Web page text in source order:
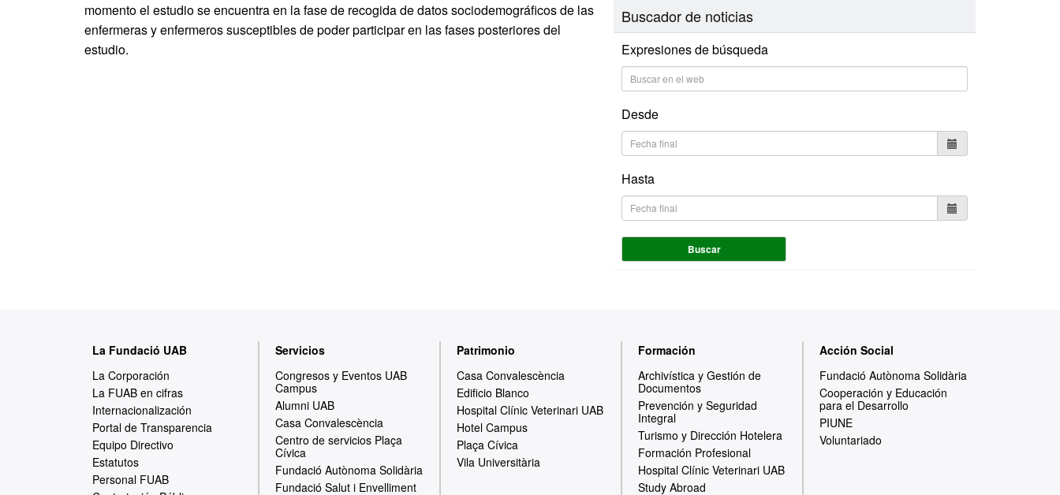
momento el estudio se encuentra en la fase de recogida de datos sociodemográficos de las
enfermeras y enfermeros susceptibles de poder participar en las fases posteriores del
estudio.
Buscador de noticias
Expresiones de búsqueda
Desde
Hasta
Buscar
La Fundació UAB
La Corporación
La FUAB en cifras
Internacionalización
Portal de Transparencia
Equipo Directivo
Estatutos
Personal FUAB
Servicios
Congresos y Eventos UAB
Campus
Alumni UAB
Casa Convalescència
Centro de servicios Plaça
Cívica
Fundació Autònoma Solidària
Fundació Salut i Envelliment
Patrimonio
Casa Convalescència
Edificio Blanco
Hospital Clínic Veterinari UAB
Hotel Campus
Plaça Cívica
Vila Universitària
Formación
Archivística y Gestión de
Documentos
Prevención y Seguridad
Integral
Turismo y Dirección Hotelera
Formación Profesional
Hospital Clínic Veterinari UAB
Study Abroad
Acción Social
Fundació Autònoma Solidària
Cooperación y Educación
para el Desarrollo
PIUNE
Voluntariado